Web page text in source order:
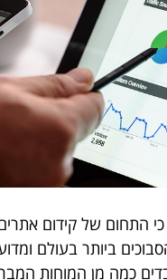
התחום של קידום אתרים
ביותר בעולם
כמה מן המוחות